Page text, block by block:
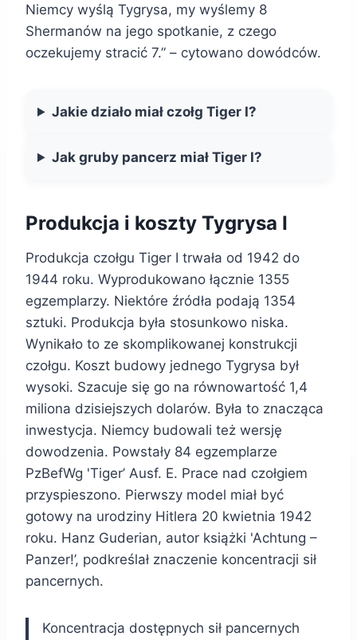
Niemcy wyślą Tygrysa, my wyślemy 8
Shermanów na jego spotkanie, z czego
oczekujemy stracić 7.” – cytowano dowódców.
Jakie działo miał czołg Tiger I?
Jak gruby pancerz miał Tiger I?
Produkcja i koszty Tygrysa I
Produkcja czołgu Tiger I trwała od 1942 do
1944 roku. Wyprodukowano łącznie 1355
egzemplarzy. Niektóre źródła podają 1354
sztuki. Produkcja była stosunkowo niska.
Wynikało to ze skomplikowanej konstrukcji
czołgu. Koszt budowy jednego Tygrysa był
wysoki. Szacuje się go na równowartość 1,4
miliona dzisiejszych dolarów. Była to znacząca
inwestycja. Niemcy budowali też wersję
dowodzenia. Powstały 84 egzemplarze
PzBefWg 'Tiger’ Ausf. E. Prace nad czołgiem
przyspieszono. Pierwszy model miał być
gotowy na urodziny Hitlera 20 kwietnia 1942
roku. Hanz Guderian, autor książki 'Achtung –
Panzer!’, podkreślał znaczenie koncentracji sił
pancernych.
Koncentracja dostępnych sił pancernych